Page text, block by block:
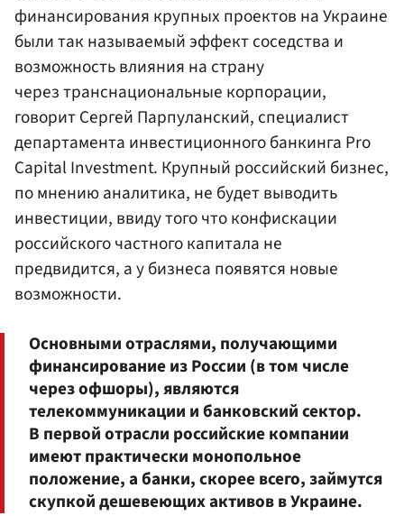
финансирования крупных проектов на Украине
были так называемый эффект соседства и
возможность влияния на страну
через транснациональные корпорации,
говорит Сергей Парпуланский, специалист
департамента инвестиционного банкинга Pro
Capital Investment. Крупный российский бизнес,
по мнению аналитика, не будет выводить
инвестиции, ввиду того что конфискации
российского частного капитала не
предвидится, а у бизнеса появятся новые
возможности.
Основными отраслями, получающими
финансирование из России (в том числе
через офшоры), являются
телекоммуникации и банковский сектор.
В первой отрасли российские компании
имеют практически монопольное
положение, а банки, скорее всего, займутся
скупкой дешевеющих активов в Украине.